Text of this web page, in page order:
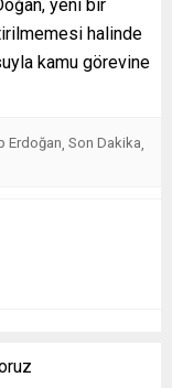
yeni bir
halinde
kamu görevine
Erdoğan Son Dakika